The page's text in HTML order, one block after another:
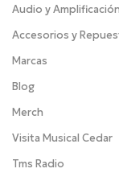
Audio y Amplificación
Accesorios y
Marcas
Blog
Merch
Visita Musical Cedar
Tms Radio